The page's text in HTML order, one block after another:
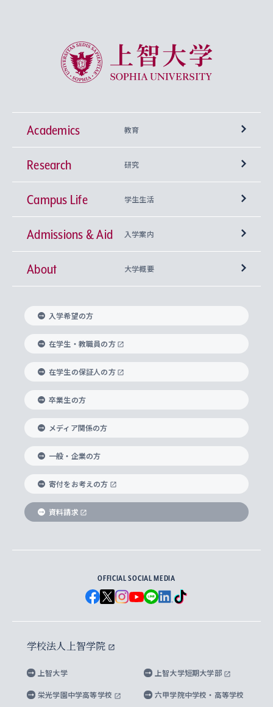
上智大学 Sophia University
Academics 教育
学部
神学部
文学部
総合人間科学部
経済学部
外国語学部
総合グローバル学部
国際教養学部
理工学部
Futures） – 持続可能な未来を考える６学科連携
興味から学科を探す
上智大学の全学共通教育
基盤教育センター
キリスト教人間学
身体知
思考と表現
データサイエンス
上智大学の語学教育
言語教育研究センター
上智大学のグローバル教育
グローバル教育センター
上智大学で学ぶ
海外で学ぶ
学びのサポート
大学院
神学研究科
実践宗教学研究科
総合人間科学研究科
経済学研究科
グローバル・スタディーズ研究科
助産学専攻科
生涯学習
Research 研究
研究所 等
キリスト教文化研究所
中世思想研究所
国際言語情報研究所
グローバル・コンサーン研究所
比較文化研究所
ヨーロッパ研究所
アジア文化研究所
アメリカ・カナダ研究所
メディア・ジャーナリズム研究所
水稀少社会研究センター
先進機械・構造材料イノベーションセンター
Sophia Open Research Weeks (SORW)
産官学連携
知的財産
研究支援制度
重点領域研究・自由課題研究
研究活動に関する法令・研究費の使用について
Campus Life 学生生活
学期区分と授業時間割
課外活動
課外教育プログラム
ボランティア活動
グローバルな学びのコミュニティ
学生の相談窓口
心身の健康相談
ハラスメント防止の取り組み
障がいのある学生への支援
キャリア形成サポート
キャリア形成支援プログラム
就職（内定先）・進路統計
企業の採用ご担当者様へのご案内
住まいのサポート
Admissions & Aid 入学案内
上智大学で取得できる学位
入れの方針）
科目等履修生
研究生・外国人特別研究生・国費留学生
交換留学生(海外大学から上智大学で学ぶ)
ノンディグリー生
Sophia Short-term Program受講生
学費・奨学金
学部入学前に出願する奨学金
国による高等教育の修学支援新制度
大学院生対象の奨学金
海外留学する際の費用と奨学金
About 大学概要
理事長・学長メッセージ
学長・副学長紹介
上智大学の精神
上智大学の理念
上智大学の沿革
ソフィア・アーカイブズ
上智大学とカトリック
グローバルエンゲージメント
上智大学を訪れた世界の知性
国連Weeks・アフリカWeeks
ダイバーシティ＆サステナビリティへの取り組み
上智大学公式ソーシャルメディア
学校法人上智学院について
数字で見る上智大学
上智大学のネットワーク
卒業生とのネットワーク
父母・保証人とのネットワーク
学外とのネットワーク
上智大学の出版物
上智大学大学案内・大学院案内
英文広報誌 SOPHIA magazine
上智大学のビジュアル・アイデンティティ
上智大学ビジュアル・アイデンティティ
上智大学校歌 ・上智大学学生歌
上智大学への取材・キャンパスでの撮影について
上智大学の公開情報
上智大学の教育研究活動等の情報公表
キャンパス案内
入学希望の方
在学生・教職員の方
在学生の保証人の方
卒業生の方
メディア関係の方
一般・企業の方
寄付をお考えの方
資料請求
OFFICIAL SOCIAL MEDIA
学校法人上智学院
上智大学 上智大学短期大学部
栄光学園中学高等学校 六甲学院中学校・高等学校